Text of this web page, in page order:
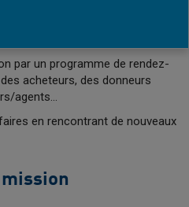
par un programme de rendez-
acheteurs, des donneurs
agents...
en rencontrant de nouveaux